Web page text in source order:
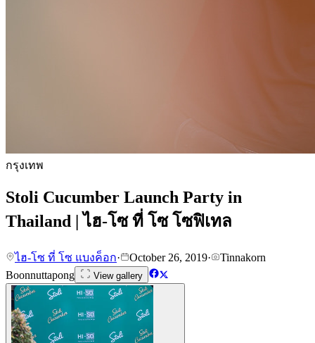
กรุงเทพ
Stoli Cucumber Launch Party in
Thailand | ไฮ-โซ ที่ โซ โซฟิเทล
ไฮ-โซ ที่ โซ แบงค็อก· October 26, 2019·
Tinnakorn
Boonnuttapong
View gallery